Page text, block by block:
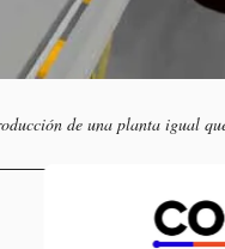
de una planta igual